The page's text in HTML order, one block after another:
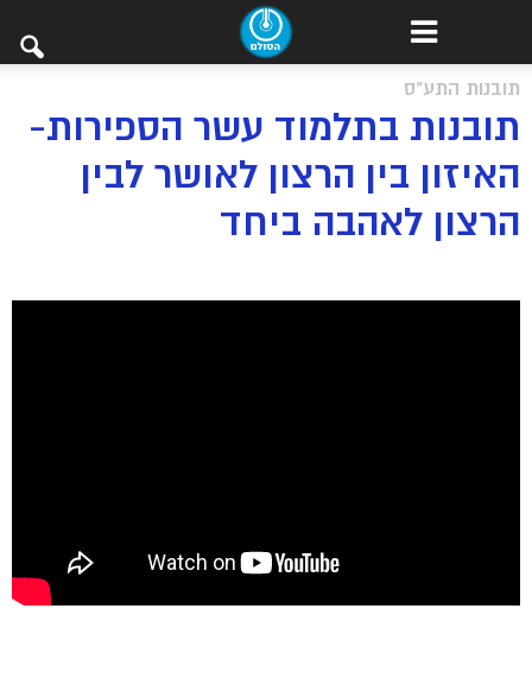
תובנות התע"ס
תובנות בתלמוד עשר הספירות-
האיזון בין הרצון לאושר לבין
הרצון לאהבה ביחד